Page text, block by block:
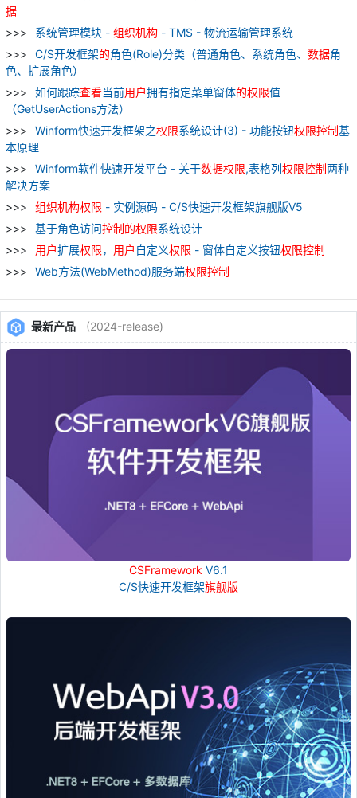
据
系统管理模块 - 组织机构 - TMS - 物流运输管理系统
C/S开发框架的角色(Role)分类（普通角色、系统角色、 数据角
色、扩展角色）
如何跟踪查看当前用户拥有指定菜单窗体的权限值
（GetUserActions方法）
Winform快速开发框架之权限系统设计(3) - 功能按钮权限控制基
本原理
Winform软件快速开发平台 - 关于数据权限,表格列权限控制两种
解决方案
组织机构权限 - 实例源码 - C/S快速开发框架旗舰版V5
基于角色访问控制的权限系统设计
用户扩展权限， 用户 自定义权限 - 窗体自定义按钮权限控制
Web方法(WebMethod)服务端权限控制
最新产品 (2024-release)
CSFramework V6.1
C/S快速开发框架旗舰版